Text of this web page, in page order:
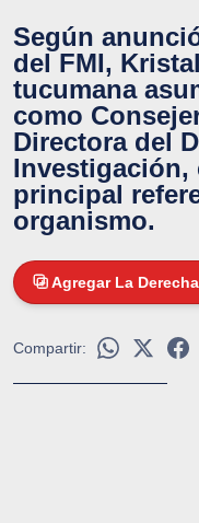
Según
del FMI,
tucumana
como
Directora del
Investigación,
principal
organismo.
Agregar La
Compartir: